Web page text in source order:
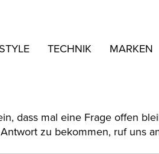
TECHNIK MARKEN
dass mal eine Frage offen
zu bekommen, ruf uns